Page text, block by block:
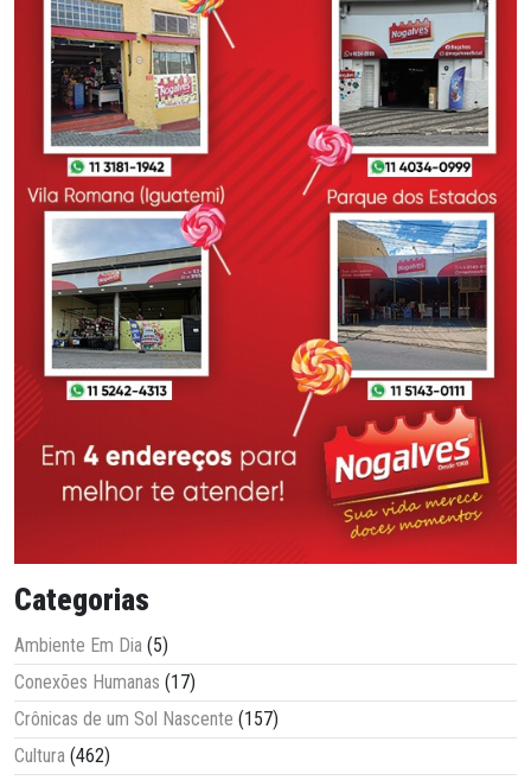
Categorias
Ambiente Em Dia (5)
Conexões Humanas (17)
Crônicas de um Sol Nascente (157)
Cultura (462)